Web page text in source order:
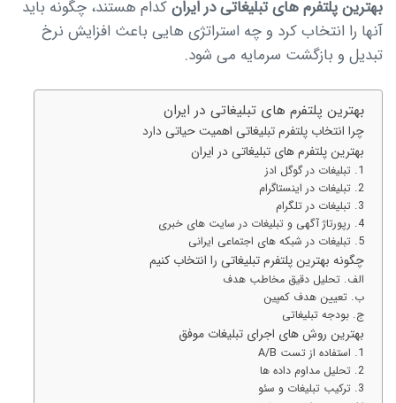
بهترین پلتفرم های تبلیغاتی در ایرانکدام هستند، چگونه باید
آنها را انتخاب کرد و چه استراتژی هایی باعث افزایش نرخ
تبدیل و بازگشت سرمایه می شود.
بهترین پلتفرم های تبلیغاتی در ایران
چرا انتخاب پلتفرم تبلیغاتی اهمیت حیاتی دارد
بهترین پلتفرم های تبلیغاتی در ایران
1. تبلیغات در گوگل ادز
2. تبلیغات در اینستاگرام
3. تبلیغات در تلگرام
4. رپورتاژ آگهی و تبلیغات در سایت های خبری
5. تبلیغات در شبکه های اجتماعی ایرانی
چگونه بهترین پلتفرم تبلیغاتی را انتخاب کنیم
الف. تحلیل دقیق مخاطب هدف
ب. تعیین هدف کمپین
ج. بودجه تبلیغاتی
بهترین روش های اجرای تبلیغات موفق
1. استفاده از تست A/B
2. تحلیل مداوم داده ها
3. ترکیب تبلیغات و سئو